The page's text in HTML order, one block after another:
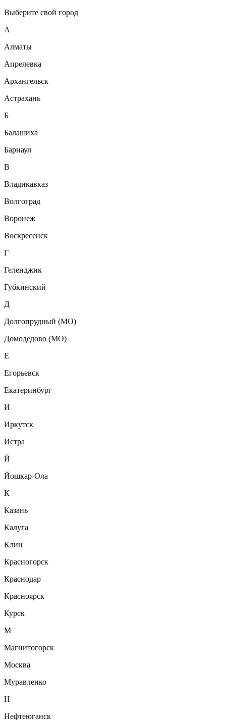
Выберите свой город
А
Алматы
Апрелевка
Архангельск
Астрахань
Б
Балашиха
Барнаул
В
Владикавказ
Волгоград
Воронеж
Воскресенск
Г
Геленджик
Губкинский
Д
Долгопрудный (МО)
Домодедово (МО)
Е
Егорьевск
Екатеринбург
И
Иркутск
Истра
Й
Йошкар-Ола
К
Казань
Калуга
Клин
Красногорск
Краснодар
Красноярск
Курск
М
Магнитогорск
Москва
Муравленко
Н
Нефтеюганск